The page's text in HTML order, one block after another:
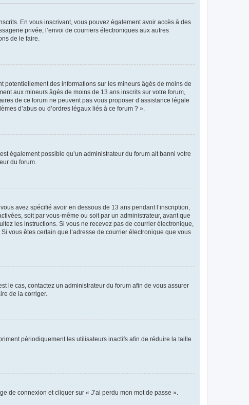
En vous inscrivant, vous pouvez également avoir accès à des
privée, l’envoi de courriers électroniques aux autres
de le faire.
potentiellement des informations sur les mineurs âgés de moins de
aux mineurs âgés de moins de 13 ans inscrits sur votre forum,
de ce forum ne peuvent pas vous proposer d’assistance légale
d’abus ou d’ordres légaux liés à ce forum ? ».
également possible qu’un administrateur du forum ait banni votre
du forum.
avez spécifié avoir en dessous de 13 ans pendant l’inscription,
soit par vous-même ou soit par un administrateur, avant que
les instructions. Si vous ne recevez pas de courrier électronique,
vous êtes certain que l’adresse de courrier électronique que vous
le cas, contactez un administrateur du forum afin de vous assurer
de la corriger.
périodiquement les utilisateurs inactifs afin de réduire la taille
de connexion et cliquer sur « J’ai perdu mon mot de passe ».